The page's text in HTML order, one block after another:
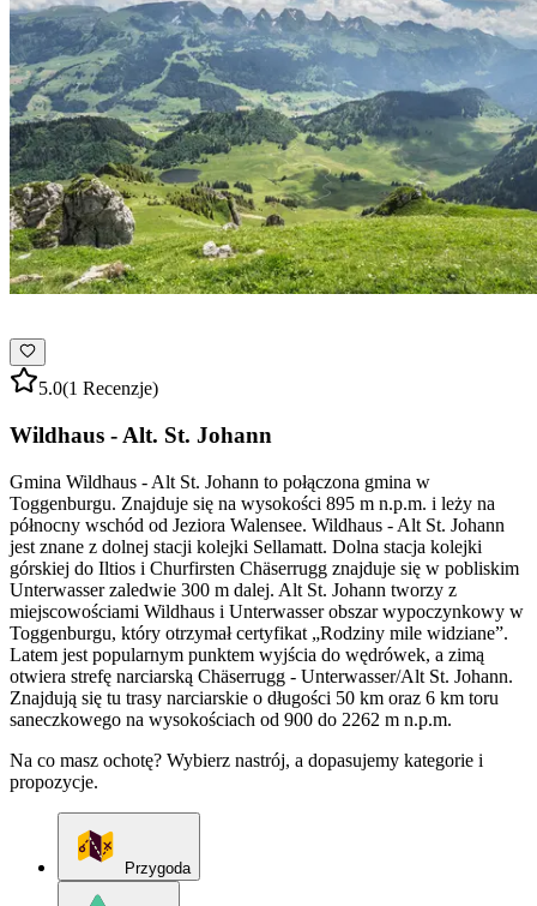
5.0(1 Recenzje)
Wildhaus - Alt. St. Johann
Gmina Wildhaus - Alt St. Johann to połączona gmina w
Toggenburgu. Znajduje się na wysokości 895 m n.p.m. i leży na
północny wschód od Jeziora Walensee. Wildhaus - Alt St. Johann
jest znane z dolnej stacji kolejki Sellamatt. Dolna stacja kolejki
górskiej do Iltios i Churfirsten Chäserrugg znajduje się w pobliskim
Unterwasser zaledwie 300 m dalej. Alt St. Johann tworzy z
miejscowościami Wildhaus i Unterwasser obszar wypoczynkowy w
Toggenburgu, który otrzymał certyfikat „Rodziny mile widziane”.
Latem jest popularnym punktem wyjścia do wędrówek, a zimą
otwiera strefę narciarską Chäserrugg - Unterwasser/Alt St. Johann.
Znajdują się tu trasy narciarskie o długości 50 km oraz 6 km toru
saneczkowego na wysokościach od 900 do 2262 m n.p.m.
Na co masz ochotę? Wybierz nastrój, a dopasujemy kategorie i
propozycje.
Przygoda